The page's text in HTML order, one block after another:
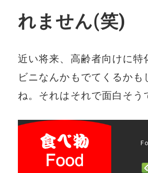
れません(笑)
近い将来、高齢者向けに特
ビニなんかもでてくるかも
ね。それはそれで面白そう